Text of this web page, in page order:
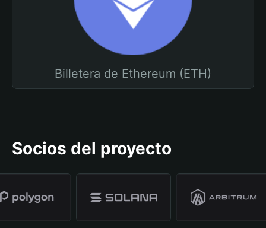
Billetera de Ethereum (ETH)
Socios del proyecto